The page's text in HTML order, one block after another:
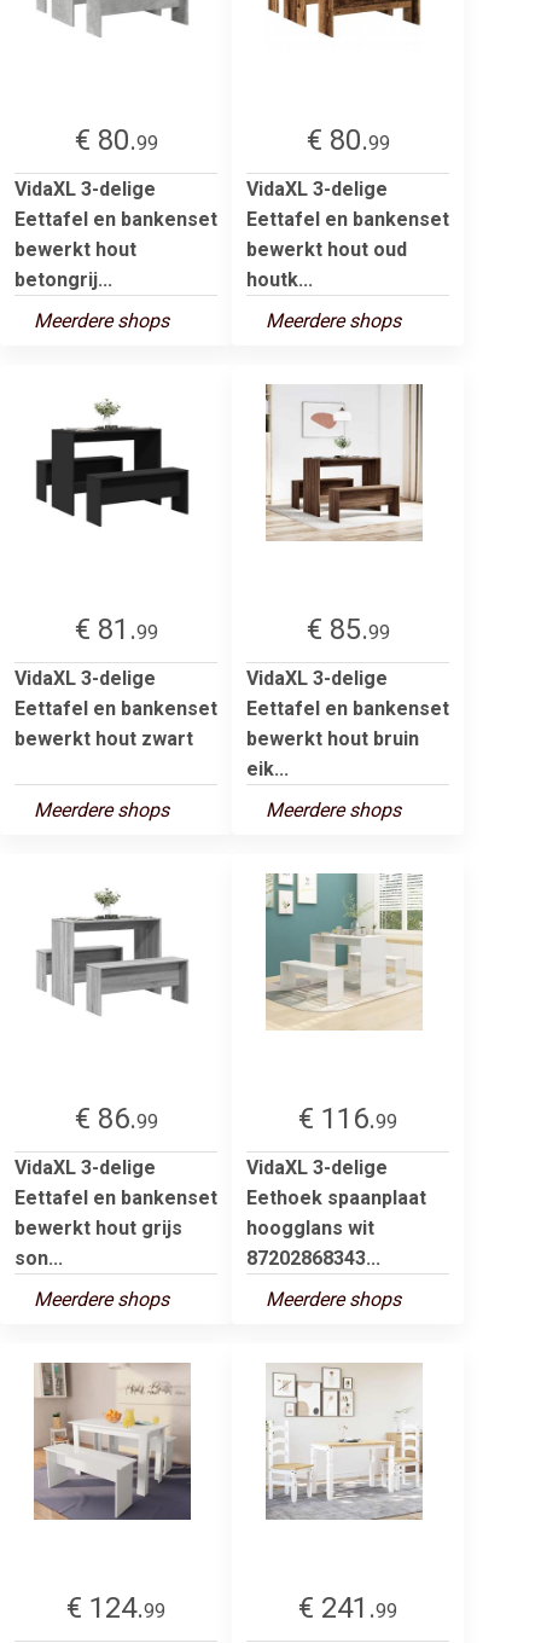
€ 80.99
VidaXL 3-delige
Eettafel en bankenset
bewerkt hout
betongrij...
Meerdere shops
€ 80.99
VidaXL 3-delige
Eettafel en bankenset
bewerkt hout oud
houtk...
Meerdere shops
€ 81.99
VidaXL 3-delige
Eettafel en bankenset
bewerkt hout zwart
Meerdere shops
€ 85.99
VidaXL 3-delige
Eettafel en bankenset
bewerkt hout bruin
eik...
Meerdere shops
€ 86.99
VidaXL 3-delige
Eettafel en bankenset
bewerkt hout grijs
son...
Meerdere shops
€ 116.99
VidaXL 3-delige
Eethoek spaanplaat
hoogglans wit
87202868343...
Meerdere shops
€ 124.99
€ 241.99